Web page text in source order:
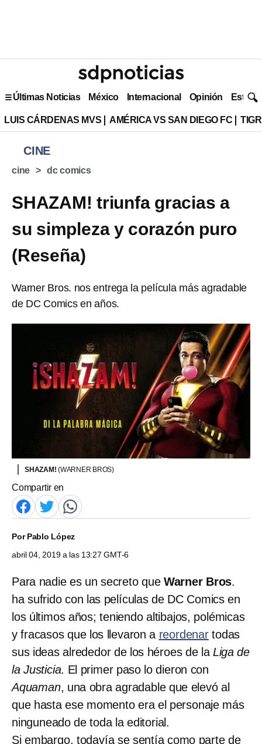
Últimas Noticias México Internacional Opinión Estilo
LUIS CÁRDENAS MVS AMÉRICA VS SAN DIEGO FC
CINE
cine dc comics
SHAZAM! triunfa gracias a
su simpleza y corazón puro
(Reseña)
Warner Bros. nos entrega la película más agradable
de DC Comics en años.
SHAZAM! (WARNER BROS)
Compartir en
PorPablo López
abril 04, 2019 a las 13:27 GMT-6
Para nadie es un secreto que Warner Bros.
ha sufrido con las películas de DC Comics en
los últimos años; teniendo altibajos, polémicas
y fracasos que los llevaron a reordenartodas
sus ideas alrededor de los héroes de la Liga de
la Justicia. El primer paso lo dieron con
Aquaman, una obra agradable que elevó al
que hasta ese momento era el personaje más
ninguneado de toda la editorial.
Si embargo, todavía se sentía como parte de